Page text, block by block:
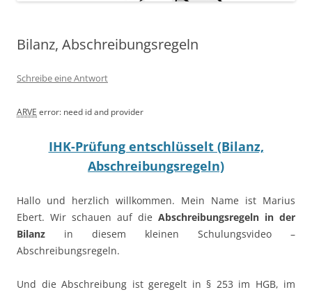
Bilanz, Abschreibungsregeln
Schreibe eine Antwort
ARVE error: need id and provider
IHK-Prüfung entschlüsselt (Bilanz,
Abschreibungsregeln)
Hallo und herzlich willkommen. Mein Name ist Marius
Ebert. Wir schauen auf die Abschreibungsregeln in der
Bilanz in diesem kleinen Schulungsvideo –
Abschreibungsregeln.
Und die Abschreibung ist geregelt in § 253 im HGB, im